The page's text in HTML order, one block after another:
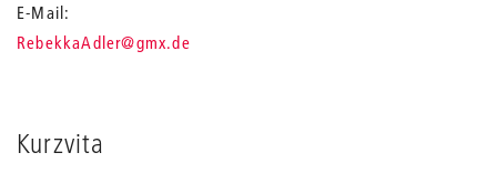
E-Mail
RebekkaAdler_
@gmx.de
Kurzvita